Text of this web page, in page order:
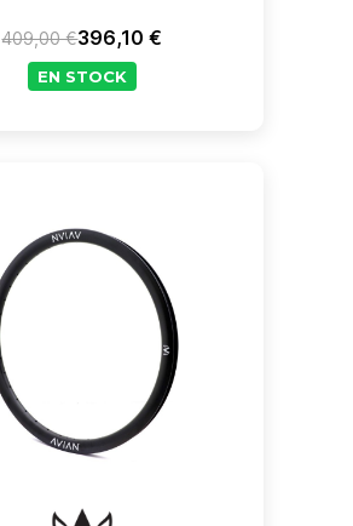
Prix de base
409,00 €Prix
396,10 €
EN STOCK